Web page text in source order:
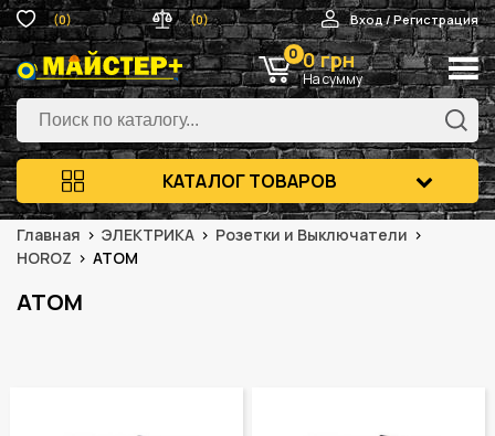
(0) (0) Вход / Регистрация
0 0 грн
На сумму
КАТАЛОГ ТОВАРОВ
Главная ЭЛЕКТРИКА
Розетки и Выключатели
HOROZ
ATOM
ATOM